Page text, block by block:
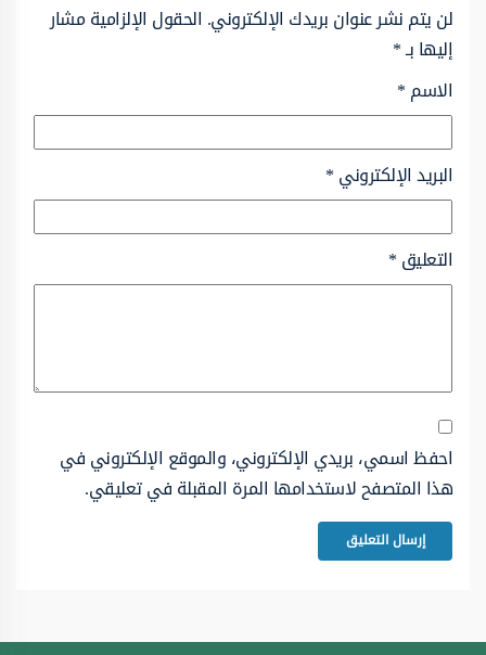
لن يتم نشر عنوان بريدك الإلكتروني. الحقول الإلزامية مشار
إليها بـ*
الاسم*
البريد الإلكتروني*
التعليق*
احفظ اسمي، بريدي الإلكتروني، والموقع الإلكتروني في
هذا المتصفح لاستخدامها المرة المقبلة في تعليقي.